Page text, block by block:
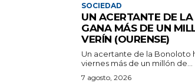
SOCIEDAD
UN ACERTANTE DE
GANA MÁS DE UN
VERÍN (OURENSE)
Un acertante de la Bonoloto
viernes más de un millón de...
7 agosto, 2026